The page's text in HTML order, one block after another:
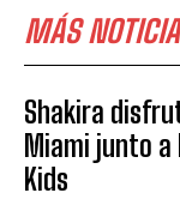
MÁS
Shakira
Miami junto
Kids